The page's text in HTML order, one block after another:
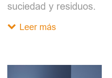
suciedad y residuos.
Leer más